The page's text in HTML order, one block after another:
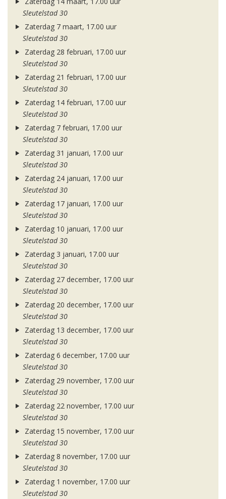
Sleutelstad 30
Zaterdag 7 maart, 17.00 uur
Sleutelstad 30
Zaterdag 28 februari, 17.00 uur
Sleutelstad 30
Zaterdag 21 februari, 17.00 uur
Sleutelstad 30
Zaterdag 14 februari, 17.00 uur
Sleutelstad 30
Zaterdag 7 februari, 17.00 uur
Sleutelstad 30
Zaterdag 31 januari, 17.00 uur
Sleutelstad 30
Zaterdag 24 januari, 17.00 uur
Sleutelstad 30
Zaterdag 17 januari, 17.00 uur
Sleutelstad 30
Zaterdag 10 januari, 17.00 uur
Sleutelstad 30
Zaterdag 3 januari, 17.00 uur
Sleutelstad 30
Zaterdag 27 december, 17.00 uur
Sleutelstad 30
Zaterdag 20 december, 17.00 uur
Sleutelstad 30
Zaterdag 13 december, 17.00 uur
Sleutelstad 30
Zaterdag 6 december, 17.00 uur
Sleutelstad 30
Zaterdag 29 november, 17.00 uur
Sleutelstad 30
Zaterdag 22 november, 17.00 uur
Sleutelstad 30
Zaterdag 15 november, 17.00 uur
Sleutelstad 30
Zaterdag 8 november, 17.00 uur
Sleutelstad 30
Zaterdag 1 november, 17.00 uur
Sleutelstad 30